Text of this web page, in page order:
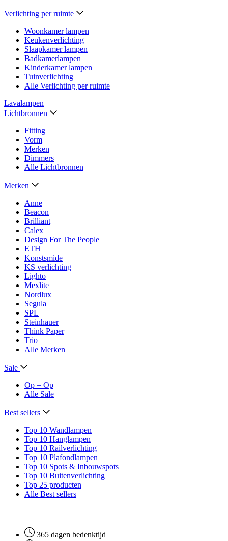
Verlichting per ruimte
Woonkamer lampen
Keukenverlichting
Slaapkamer lampen
Badkamerlampen
Kinderkamer lampen
Tuinverlichting
Alle Verlichting per ruimte
Lavalampen
Lichtbronnen
Fitting
Vorm
Merken
Dimmers
Alle Lichtbronnen
Merken
Anne
Beacon
Brilliant
Calex
Design For The People
ETH
Konstsmide
KS verlichting
Lighto
Mexlite
Nordlux
Segula
SPL
Steinhauer
Think Paper
Trio
Alle Merken
Sale
Op = Op
Alle Sale
Best sellers
Top 10 Wandlampen
Top 10 Hanglampen
Top 10 Railverlichting
Top 10 Plafondlampen
Top 10 Spots & Inbouwspots
Top 10 Buitenverlichting
Top 25 producten
Alle Best sellers